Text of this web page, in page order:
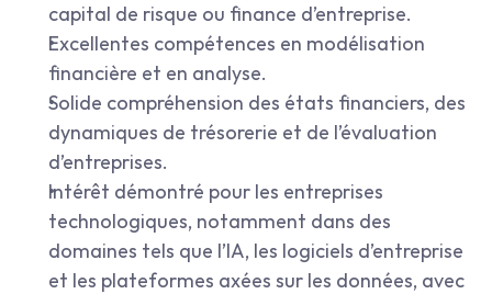
capital de risque ou finance d’entreprise.
Excellentes compétences en modélisation
financière et en analyse.
Solide compréhension des états financiers, des
dynamiques de trésorerie et de l’évaluation
d’entreprises.
Intérêt démontré pour les entreprises
technologiques, notamment dans des
domaines tels que l’IA, les logiciels d’entreprise
et les plateformes axées sur les données, avec